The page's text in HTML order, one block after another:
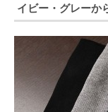
イビー・グレーか